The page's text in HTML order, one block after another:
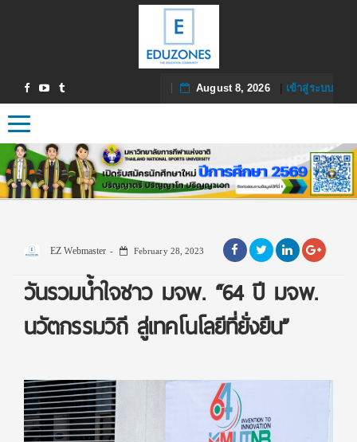
August 8, 2026| เข้าสู่ระบบ
Toggle navigation
EZ Webmaster February 28, 2023
วันรวมน้ำใจชาว มจพ. “64 ปี มจพ.
นวัตกรรมวิถี สู่เทคโนโลยีที่ยั่งยืน”